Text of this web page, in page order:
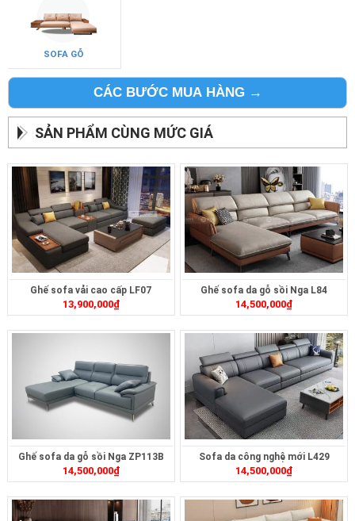
SOFA GỖ
CÁC BƯỚC MUA HÀNG →
SẢN PHẨM CÙNG MỨC GIÁ
Ghế sofa vải cao cấp LF07
13,900,000₫
Ghế sofa da gỗ sồi Nga L84
14,500,000₫
Ghế sofa da gỗ sồi Nga ZP113B
14,500,000₫
Sofa da công nghệ mới L429
14,500,000₫